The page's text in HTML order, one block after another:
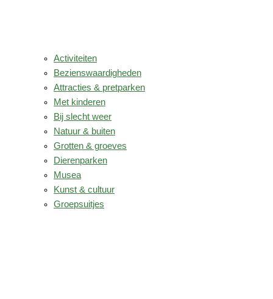
Activiteiten
Bezienswaardigheden
Attracties & pretparken
Met kinderen
Bij slecht weer
Natuur & buiten
Grotten & groeves
Dierenparken
Musea
Kunst & cultuur
Groepsuitjes